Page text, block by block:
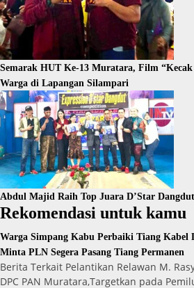
Semarak HUT Ke-13 Muratara, Film
Warga di Lapangan Silampari
Abdul Majid Raih Top Juara D’Star
Rekomendasi untuk kamu
Warga Simpang Kabu Perbaiki Tiang Kabel
Minta PLN Segera Pasang Tiang Permanen
Berita Terkait Pelantikan Relawan M.
DPC PAN Muratara,Targetkan pada